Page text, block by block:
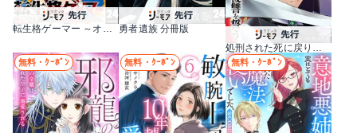
転生格ゲーマー ～オジでも勝てる異世界攻略～ 分冊版 勇者遺族 分冊版
処刑された死に戻りの第六王子は故国を捨て、隣国のギロチン皇女と復讐を誓う（分冊版）
無料・ｸｰﾎﾟﾝ 無料・ｸｰﾎﾟﾝ 無料・ｸｰﾎﾟﾝ